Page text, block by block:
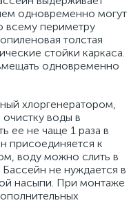
одновременно могут
всему периметру
толстая
стойки каркаса.
одновременно
хлоргенератором,
воды в
ее не чаще 1 раза в
присоединяется к
воду можно слить в
не нуждается в
насыпи. При монтаже